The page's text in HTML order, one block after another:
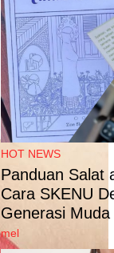
HOT NEWS
Panduan Salat
Cara SKENU
Generasi Muda
mel